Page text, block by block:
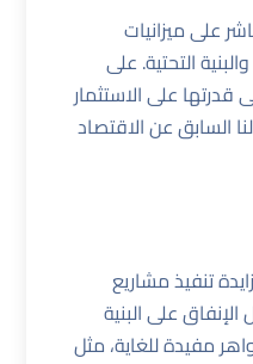
على ميزانيات
التحتية. على
قدرتها على الاستثمار
السابق عن الاقتصاد
تنفيذ مشاريع
على البنية
مفيدة للغاية، مثل